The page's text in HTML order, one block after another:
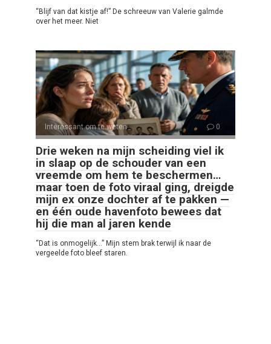
“Blijf van dat kistje af!” De schreeuw van Valerie galmde
over het meer. Niet
Interessant om te weten 0
Drie weken na mijn scheiding viel ik
in slaap op de schouder van een
vreemde om hem te beschermen…
maar toen de foto viraal ging, dreigde
mijn ex onze dochter af te pakken —
en één oude havenfoto bewees dat
hij die man al jaren kende
“Dat is onmogelijk…” Mijn stem brak terwijl ik naar de
vergeelde foto bleef staren.